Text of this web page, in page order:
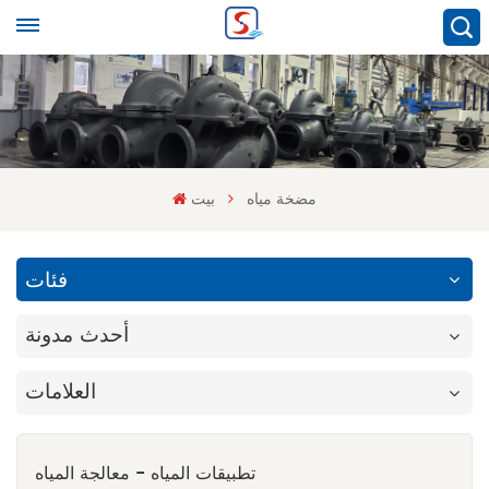
بيت مضخة مياه
فئات
أحدث مدونة
العلامات
تطبيقات المياه - معالجة المياه